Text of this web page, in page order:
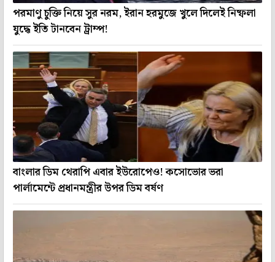
পরমাণু চুক্তি নিয়ে সুর নরম, ইরান হরমুজে খুলে দিলেই নিষ্ফলা
যুদ্ধে ইতি টানবেন ট্রাম্প!
বাংলার ডিম থেরাপি এবার ইউরোপেও! কসোভোর ভরা
পার্লামেন্টে প্রধানমন্ত্রীর উপর ডিম বর্ষণ